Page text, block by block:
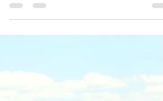
イギリスの大学進学を真剣に考える日本人高
生が年々増えています。特に、国際バカロレ